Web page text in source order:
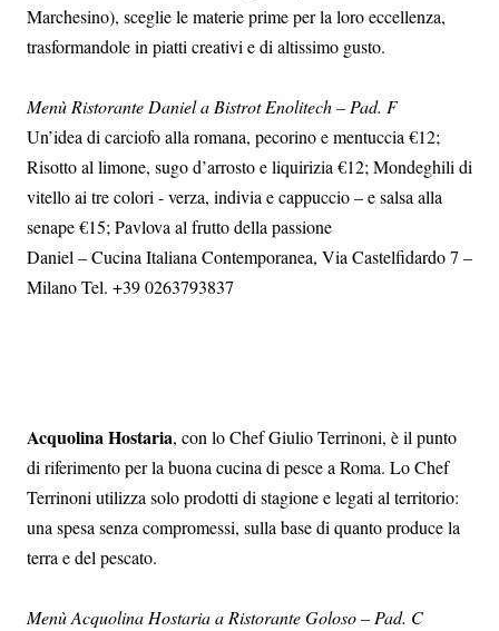
Marchesino), sceglie le materie prime per la loro eccellenza,
trasformandole in piatti creativi e di altissimo gusto.
Menù Ristorante Daniel a Bistrot Enolitech – Pad. F
Un’idea di carciofo alla romana, pecorino e mentuccia €12;
Risotto al limone, sugo d’arrosto e liquirizia €12; Mondeghili di
vitello ai tre colori - verza, indivia e cappuccio – e salsa alla
senape €15; Pavlova al frutto della passione
Daniel – Cucina Italiana Contemporanea, Via Castelfidardo 7 –
Milano Tel. +39 0263793837
Acquolina Hostaria, con lo Chef Giulio Terrinoni, è il punto
di riferimento per la buona cucina di pesce a Roma. Lo Chef
Terrinoni utilizza solo prodotti di stagione e legati al territorio:
una spesa senza compromessi, sulla base di quanto produce la
terra e del pescato.
Menù Acquolina Hostaria a Ristorante Goloso – Pad. C